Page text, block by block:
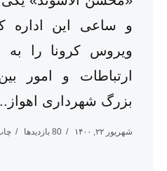
و ساعی این اداره
ویروس کرونا را به
ارتباطات و امور
بزرگ شهرداری
شهریور ۲۲, ۱۴۰۰ 80 بازدیدها